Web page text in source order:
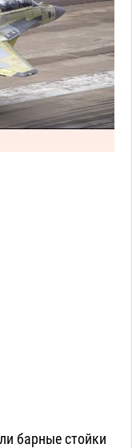
барные стойки